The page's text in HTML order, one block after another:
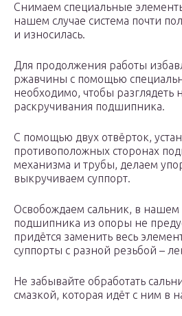
Снимаем специальные
нашем случае система почти
и износилась.
Для продолжения работы
ржавчины с помощью
необходимо, чтобы разглядеть
раскручивания подшипника.
С помощью двух отвёрток,
противоположных сторонах
механизма и трубы, делаем
выкручиваем суппорт.
Освобождаем сальник, в нашем
подшипника из опоры не
придётся заменить весь
суппорты с разной резьбой –
Не забывайте обработать
смазкой, которая идёт с ним в